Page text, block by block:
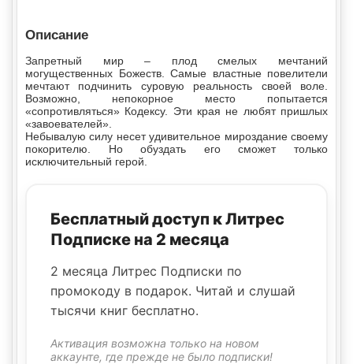
Описание
Запретный мир – плод смелых мечтаний
могущественных Божеств. Самые властные повелители
мечтают подчинить суровую реальность своей воле.
Возможно, непокорное место попытается
«сопротивляться» Кодексу. Эти края не любят пришлых
«завоевателей».
Небывалую силу несет удивительное мироздание своему
покорителю. Но обуздать его сможет только
исключительный герой.
Бесплатный доступ к Литрес
Подписке на 2 месяца
2 месяца Литрес Подписки по
промокоду в подарок. Читай и слушай
тысячи книг бесплатно.
Активация возможна только на новом
аккаунте, где прежде не было подписки!